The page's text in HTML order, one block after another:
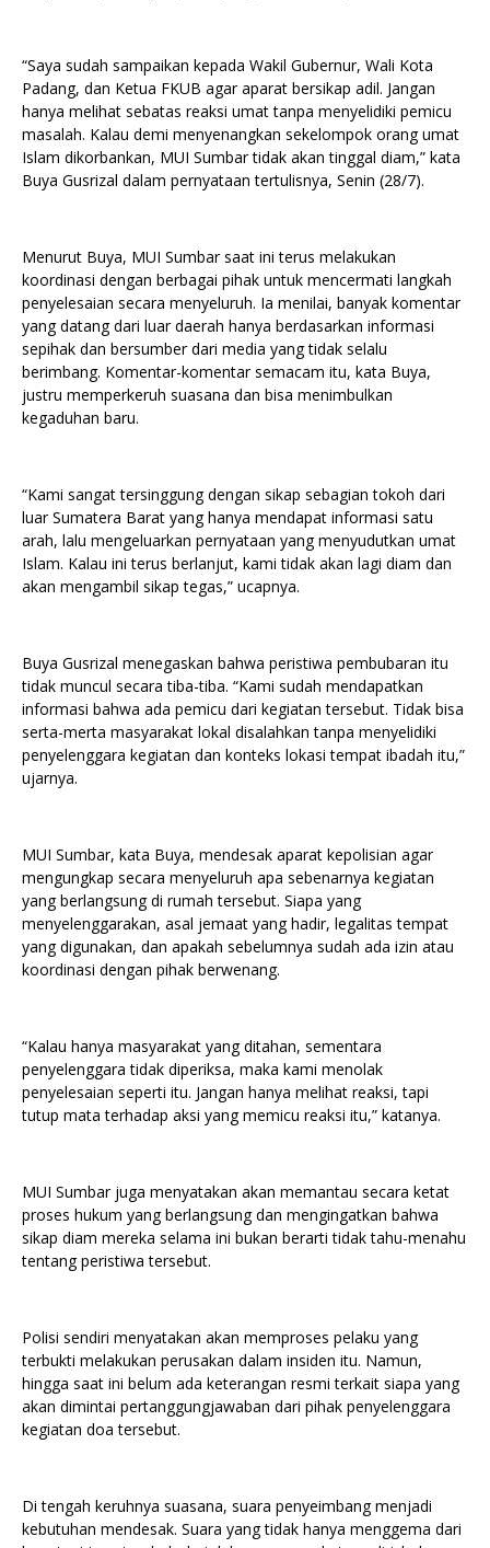
“Saya sudah sampaikan kepada Wakil Gubernur, Wali Kota
Padang, dan Ketua FKUB agar aparat bersikap adil. Jangan
hanya melihat sebatas reaksi umat tanpa menyelidiki pemicu
masalah. Kalau demi menyenangkan sekelompok orang umat
Islam dikorbankan, MUI Sumbar tidak akan tinggal diam,” kata
Buya Gusrizal dalam pernyataan tertulisnya, Senin (28/7).
Menurut Buya, MUI Sumbar saat ini terus melakukan
koordinasi dengan berbagai pihak untuk mencermati langkah
penyelesaian secara menyeluruh. Ia menilai, banyak komentar
yang datang dari luar daerah hanya berdasarkan informasi
sepihak dan bersumber dari media yang tidak selalu
berimbang. Komentar-komentar semacam itu, kata Buya,
justru memperkeruh suasana dan bisa menimbulkan
kegaduhan baru.
“Kami sangat tersinggung dengan sikap sebagian tokoh dari
luar Sumatera Barat yang hanya mendapat informasi satu
arah, lalu mengeluarkan pernyataan yang menyudutkan umat
Islam. Kalau ini terus berlanjut, kami tidak akan lagi diam dan
akan mengambil sikap tegas,” ucapnya.
Buya Gusrizal menegaskan bahwa peristiwa pembubaran itu
tidak muncul secara tiba-tiba. “Kami sudah mendapatkan
informasi bahwa ada pemicu dari kegiatan tersebut. Tidak bisa
serta-merta masyarakat lokal disalahkan tanpa menyelidiki
penyelenggara kegiatan dan konteks lokasi tempat ibadah itu,”
ujarnya.
MUI Sumbar, kata Buya, mendesak aparat kepolisian agar
mengungkap secara menyeluruh apa sebenarnya kegiatan
yang berlangsung di rumah tersebut. Siapa yang
menyelenggarakan, asal jemaat yang hadir, legalitas tempat
yang digunakan, dan apakah sebelumnya sudah ada izin atau
koordinasi dengan pihak berwenang.
“Kalau hanya masyarakat yang ditahan, sementara
penyelenggara tidak diperiksa, maka kami menolak
penyelesaian seperti itu. Jangan hanya melihat reaksi, tapi
tutup mata terhadap aksi yang memicu reaksi itu,” katanya.
MUI Sumbar juga menyatakan akan memantau secara ketat
proses hukum yang berlangsung dan mengingatkan bahwa
sikap diam mereka selama ini bukan berarti tidak tahu-menahu
tentang peristiwa tersebut.
Polisi sendiri menyatakan akan memproses pelaku yang
terbukti melakukan perusakan dalam insiden itu. Namun,
hingga saat ini belum ada keterangan resmi terkait siapa yang
akan dimintai pertanggungjawaban dari pihak penyelenggara
kegiatan doa tersebut.
Di tengah keruhnya suasana, suara penyeimbang menjadi
kebutuhan mendesak. Suara yang tidak hanya menggema dari